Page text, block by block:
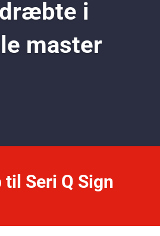
i
master
Seri Q Sign